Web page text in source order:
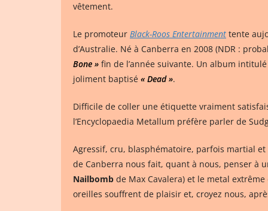
vêtement.
Le promoteur Black-Roos Entertainment tente
d’Australie. Né à Canberra en 2008 (NDR :
Bone » fin de l’année suivante. Un album
joliment baptisé « Dead ».
Difficile de coller une étiquette vraiment
l’Encyclopaedia Metallum préfère parler de
Agressif, cru, blasphématoire, parfois martial
de Canberra nous fait, quant à nous, penser à
Nailbomb de Max Cavalera) et le metal extrême
oreilles souffrent de plaisir et, croyez nous,